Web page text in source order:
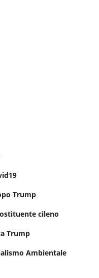
Trump
cileno
Trump
Ambientale